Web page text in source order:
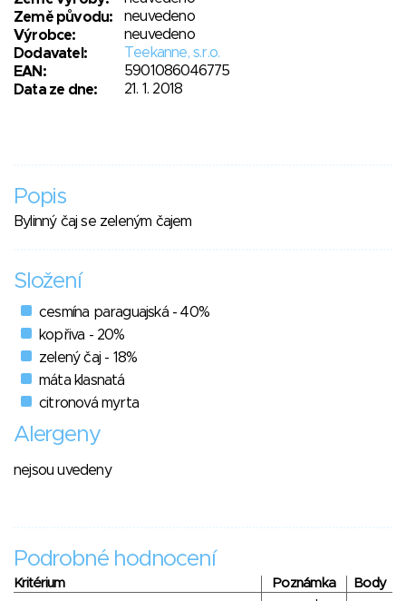
Země původu:
neuvedeno
Výrobce:
neuvedeno
Dodavatel:
Teekanne, s.r.o.
EAN:
5901086046775
Data ze dne:
21. 1. 2018
Popis
Bylinný čaj se zeleným čajem
Složení
cesmína paraguajská - 40%
kopřiva - 20%
zelený čaj - 18%
máta klasnatá
citronová myrta
Alergeny
nejsou uvedeny
Podrobné hodnocení
Kritérium Poznámka Body